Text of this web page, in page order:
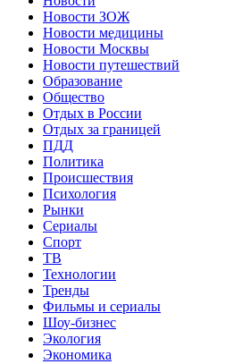
Новости ЗОЖ
Новости медицины
Новости Москвы
Новости путешествий
Образование
Общество
Отдых в России
Отдых за границей
ПДД
Политика
Происшествия
Психология
Рынки
Сериалы
Спорт
ТВ
Технологии
Тренды
Фильмы и сериалы
Шоу-бизнес
Экология
Экономика